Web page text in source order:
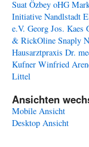
Suat Özbey oHG
Initiative Nandlstadt
e.V. Georg Jos. Kaes
& RickOline Snaply
Hausarztpraxis Dr.
Kufner Winfried
Littel
Ansichten
Mobile Ansicht
Desktop Ansicht